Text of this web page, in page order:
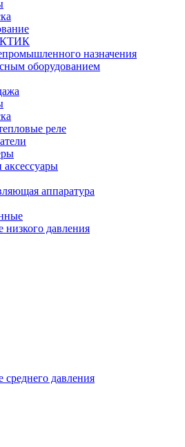
назначения
оборудованием
реле
аппаратура
давления
давления